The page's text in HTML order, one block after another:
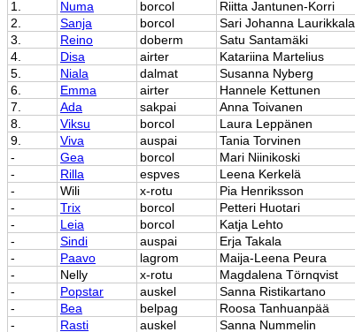
1.
Numa borcol Riitta Jantunen-Korri
2.
Sanja borcol Sari Johanna Laurikkala
3.
Reino doberm Satu Santamäki
4.
Disa airter Katariina Martelius
5.
Niala dalmat Susanna Nyberg
6.
Emma airter Hannele Kettunen
7.
Ada sakpai Anna Toivanen
8.
Viksu borcol Laura Leppänen
9.
Viva auspai Tania Torvinen
-
Gea borcol Mari Niinikoski
-
Rilla espves Leena Kerkelä
-
Wili x-rotu Pia Henriksson
-
Trix borcol Petteri Huotari
-
Leia borcol Katja Lehto
-
Sindi auspai Erja Takala
-
Paavo lagrom Maija-Leena Peura
-
Nelly x-rotu Magdalena Törnqvist
-
Popstar auskel Sanna Ristikartano
-
Bea belpag Roosa Tanhuanpää
-
Rasti auskel Sanna Nummelin